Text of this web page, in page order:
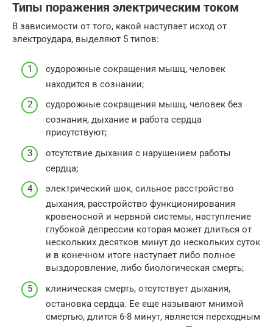
Типы поражения электрическим током
В зависимости от того, какой наступает исход от
электроудара, выделяют 5 типов:
судорожные сокращения мышц, человек
находится в сознании;
судорожные сокращения мышц, человек без
сознания, дыхание и работа сердца
присутствуют;
отсутствие дыхания с нарушением работы
сердца;
электрический шок, сильное расстройство
дыхания, расстройство функционирования
кровеносной и нервной системы, наступление
глубокой депрессии которая может длиться от
нескольких десятков минут до нескольких суток
и в конечном итоге наступает либо полное
выздоровление, либо биологическая смерть;
клиническая смерть, отсутствует дыхания,
остановка сердца. Ее еще называют мнимой
смертью, длится 6-8 минут, является переходным